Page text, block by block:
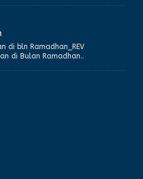
di bln Ramadhan_REV
di Bulan Ramadhan..